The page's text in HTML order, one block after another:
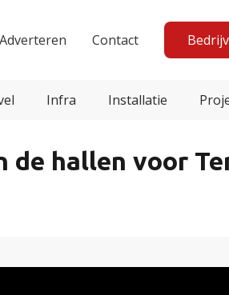
Adverteren Contact
Infra Installatie
de hallen voor